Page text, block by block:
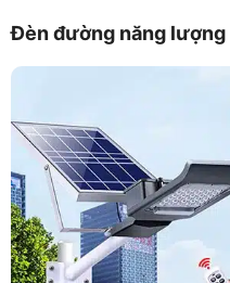
Đèn đường năng lượng